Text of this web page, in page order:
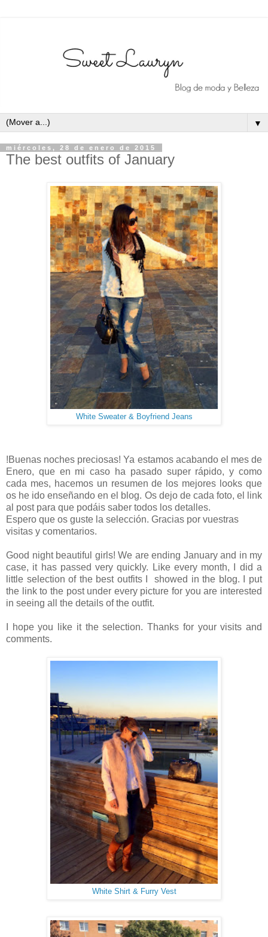
▼
miércoles, 28 de enero de 2015
The best outfits of January
White Sweater & Boyfriend Jeans
!Buenas noches preciosas! Ya estamos acabando el mes de
Enero, que en mi caso ha pasado super rápido, y como
cada mes, hacemos un resumen de los mejores looks que
os he ido enseñando en el blog. Os dejo de cada foto, el link
al post para que podáis saber todos los detalles.
Espero que os guste la selección. Gracias por vuestras
visitas y comentarios.
Good night beautiful girls! We are ending January and in my
case, it has passed very quickly. Like every month, I did a
little selection of the best outfits I showed in the blog. I put
the link to the post under every picture for you are interested
in seeing all the details of the outfit.
I hope you like it the selection. Thanks for your visits and
comments.
White Shirt & Furry Vest